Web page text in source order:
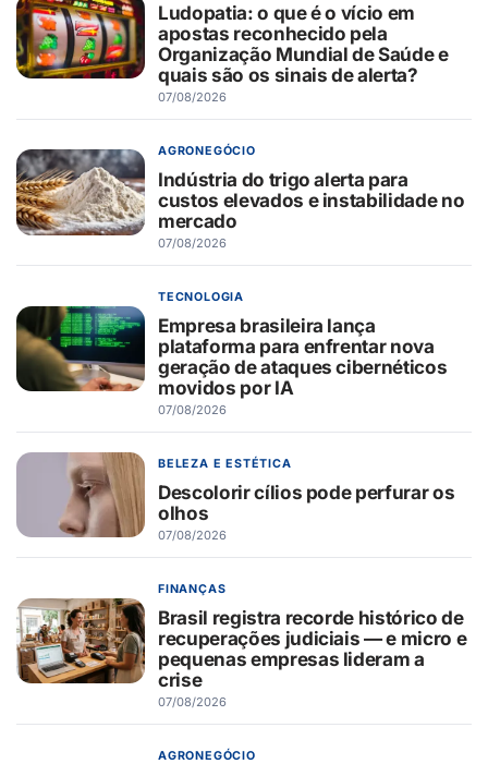
Ludopatia: o que é o vício em
apostas reconhecido pela
Organização Mundial de Saúde e
quais são os sinais de alerta?
07/08/2026
AGRONEGÓCIO
Indústria do trigo alerta para
custos elevados e instabilidade no
mercado
07/08/2026
TECNOLOGIA
Empresa brasileira lança
plataforma para enfrentar nova
geração de ataques cibernéticos
movidos por IA
07/08/2026
BELEZA E ESTÉTICA
Descolorir cílios pode perfurar os
olhos
07/08/2026
FINANÇAS
Brasil registra recorde histórico de
recuperações judiciais — e micro e
pequenas empresas lideram a
crise
07/08/2026
AGRONEGÓCIO